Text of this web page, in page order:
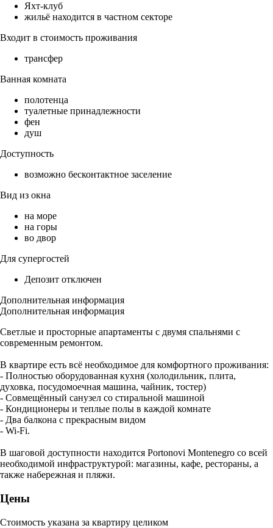
Яхт-клуб
жильё находится в частном секторе
Входит в стоимость проживания
трансфер
Ванная комната
полотенца
туалетные принадлежности
фен
душ
Доступность
возможно бесконтактное заселение
Вид из окна
на море
на горы
во двор
Для супергостей
Депозит отключен
Дополнительная информация
Дополнительная информация
Светлые и просторные апартаменты с двумя спальнями с
современным ремонтом.
В квартире есть всё необходимое для комфортного проживания:
- Полностью оборудованная кухня (холодильник, плита,
духовка, посудомоечная машина, чайник, тостер)
- Совмещённый санузел со стиральной машиной
- Кондиционеры и теплые полы в каждой комнате
- Два балкона с прекрасным видом
- Wi-Fi.
В шаговой доступности находится Portonovi Montenegro со всей
необходимой инфраструктурой: магазины, кафе, рестораны, а
также набережная и пляжи.
Цены
Стоимость указана за квартиру целиком